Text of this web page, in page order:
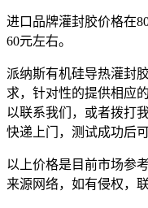
进口品牌灌封胶价格在
60元左右。
派纳斯有机硅导热灌封
求，针对性的提供相应
以联系我们，或者拨打
快递上门，测试成功后
以上价格是目前市场参
来源网络，如有侵权，联